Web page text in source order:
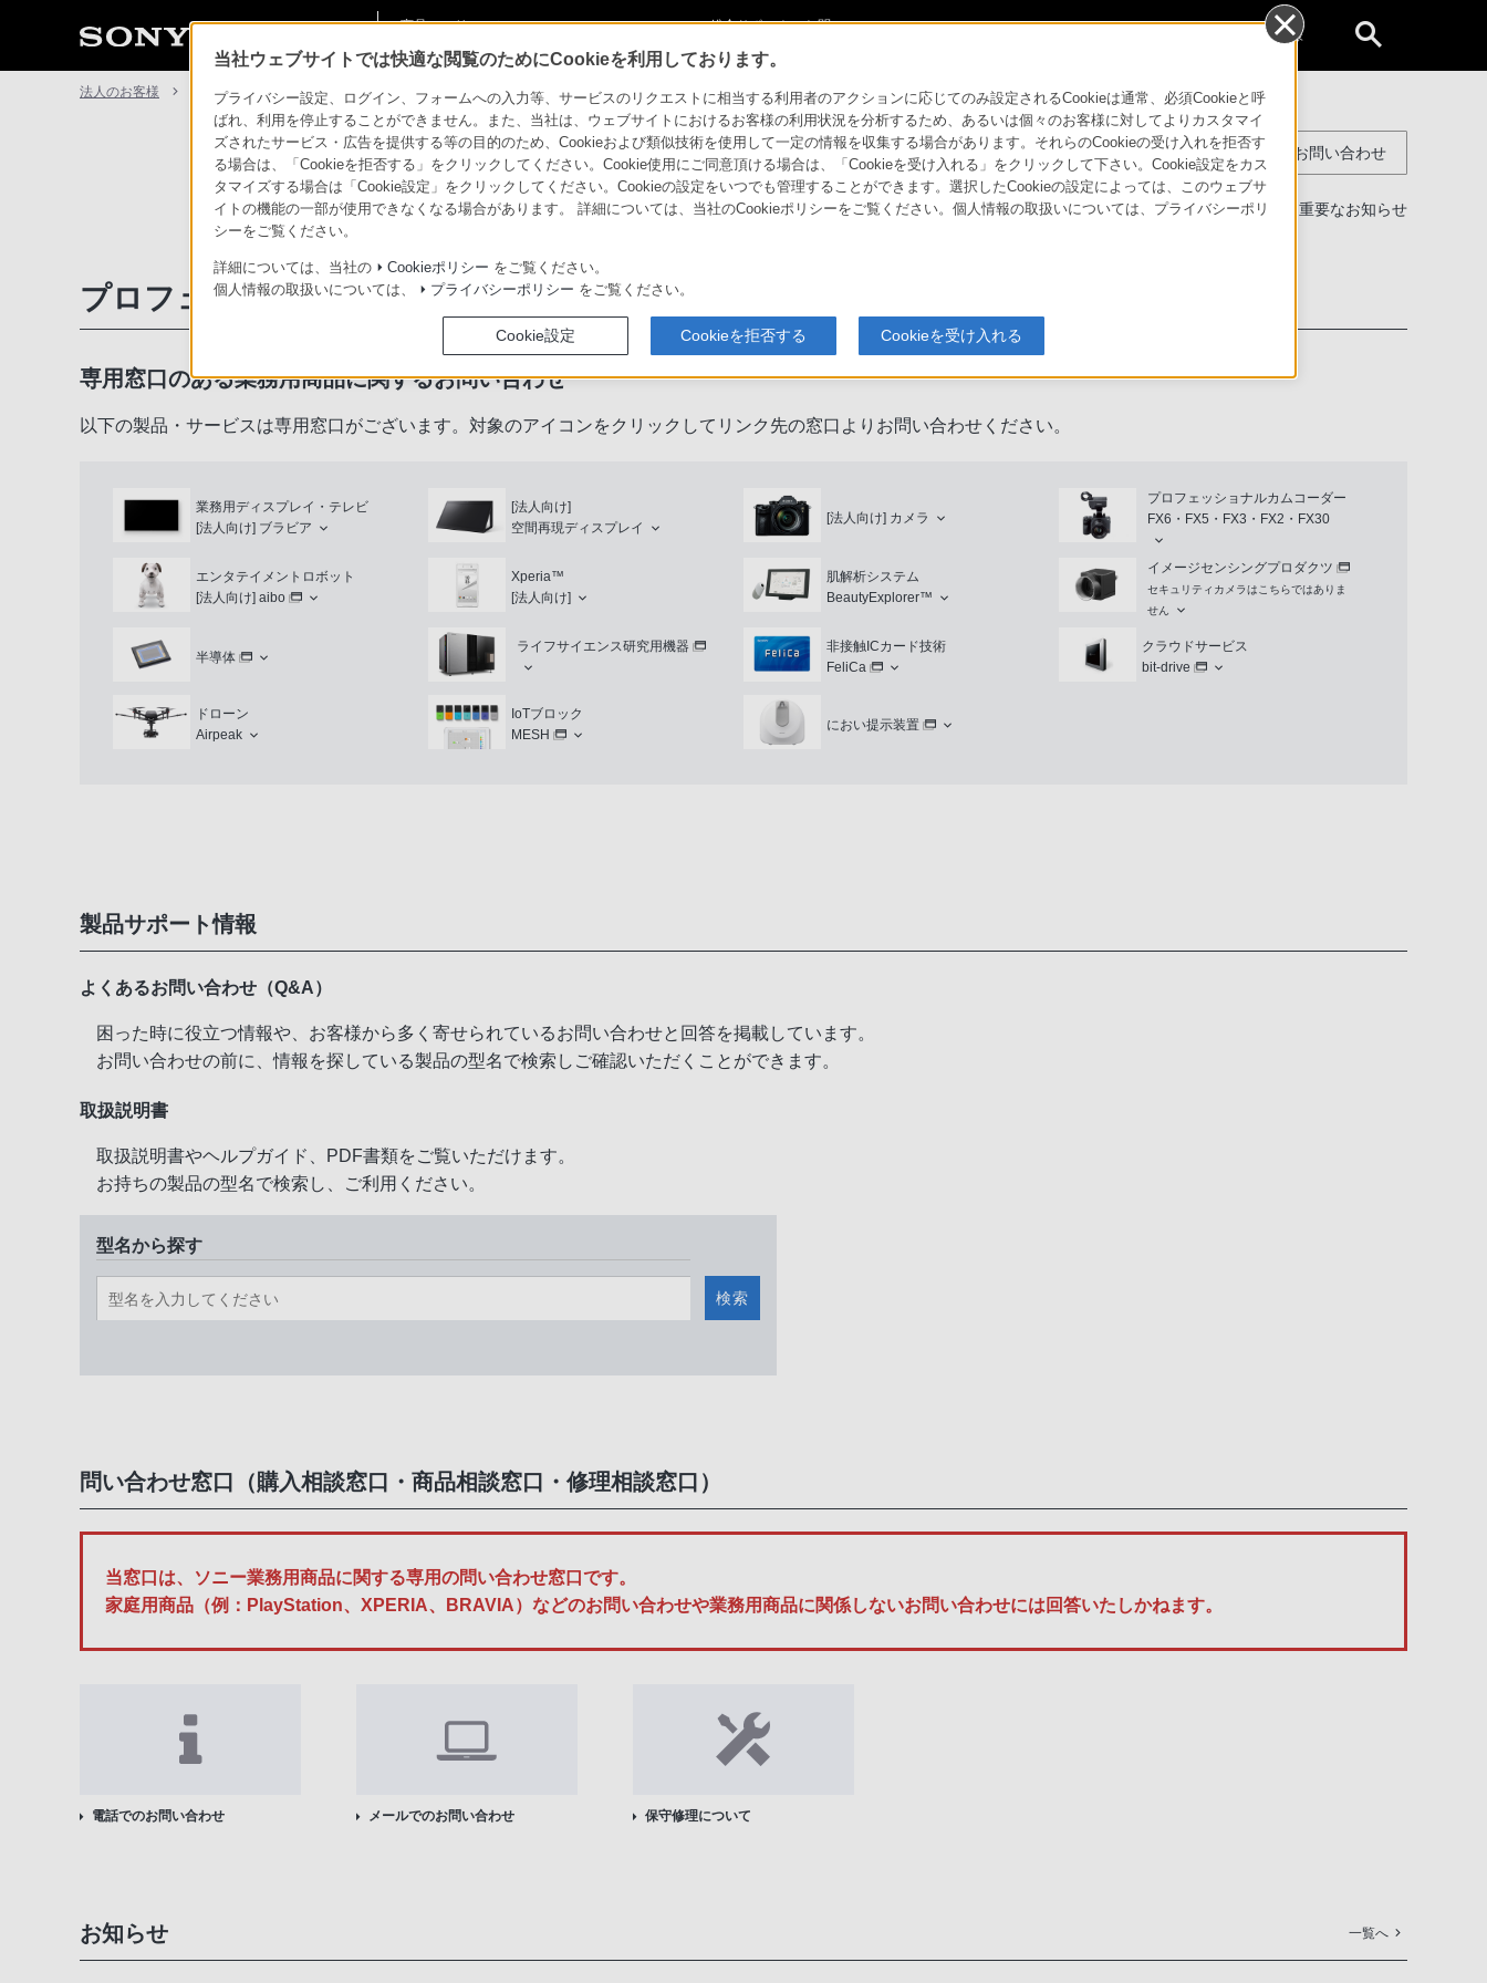
商品・ソリューショ
ン情報
総合サポート・お問
個人のお客様
法人のお客様 サポート・お問い合わせ
コンスーマー製品に関するお問い合わせ
製品に関する重要なお知らせ
プロフェッショナル／業務用製品に関するサポート・お問い合わせ
専用窓口のある業務用商品に関するお問い合わせ
以下の製品・サービスは専用窓口がございます。対象のアイコンをクリックしてリンク先の窓口よりお問い合わせください。
業務用ディスプレイ・テレビ
[法人向け] ブラビア
[法人向け]
空間再現ディスプレイ
[法人向け] カメラ
プロフェッショナルカムコーダー
FX6・FX5・FX3・FX2・FX30
エンタテイメントロボット
[法人向け] aibo
Xperia™
[法人向け]
肌解析システム
BeautyExplorer™
イメージセンシングプロダクツ
セキュリティカメラはこちらではありま
せん
半導体
ライフサイエンス研究用機器
非接触ICカード技術
FeliCa
クラウドサービス
bit-drive
ドローン
Airpeak
IoTブロック
MESH
におい提示装置
製品サポート情報
よくあるお問い合わせ（Q&A）
困った時に役立つ情報や、お客様から多く寄せられているお問い合わせと回答を掲載しています。
お問い合わせの前に、情報を探している製品の型名で検索しご確認いただくことができます。
取扱説明書
取扱説明書やヘルプガイド、PDF書類をご覧いただけます。
お持ちの製品の型名で検索し、ご利用ください。
型名から探す
検索
問い合わせ窓口（購入相談窓口・商品相談窓口・修理相談窓口）
当窓口は、ソニー業務用商品に関する専用の問い合わせ窓口です。
家庭用商品（例：PlayStation、XPERIA、BRAVIA）などのお問い合わせや業務用商品に関係しないお問い合わせには回答いたしかねます。
電話でのお問い合わせ メールでのお問い合わせ 保守修理について
お知らせ 一覧へ
当社ウェブサイトでは快適な閲覧のためにCookieを利用しております。
プライバシー設定、ログイン、フォームへの入力等、サービスのリクエストに相当する利用者のアクションに応じてのみ設定されるCookieは通常、必須Cookieと呼
ばれ、利用を停止することができません。また、当社は、ウェブサイトにおけるお客様の利用状況を分析するため、あるいは個々のお客様に対してよりカスタマイ
ズされたサービス・広告を提供する等の目的のため、Cookieおよび類似技術を使用して一定の情報を収集する場合があります。それらのCookieの受け入れを拒否す
る場合は、「Cookieを拒否する」をクリックしてください。Cookie使用にご同意頂ける場合は、「Cookieを受け入れる」をクリックして下さい。Cookie設定をカス
タマイズする場合は「Cookie設定」をクリックしてください。Cookieの設定をいつでも管理することができます。選択したCookieの設定によっては、このウェブサ
イトの機能の一部が使用できなくなる場合があります。 詳細については、当社のCookieポリシーをご覧ください。個人情報の取扱いについては、プライバシーポリ
シーをご覧ください。
詳細については、当社の Cookieポリシー をご覧ください。
個人情報の取扱いについては、
プライバシーポリシー をご覧ください。
Cookie設定 Cookieを拒否する Cookieを受け入れる